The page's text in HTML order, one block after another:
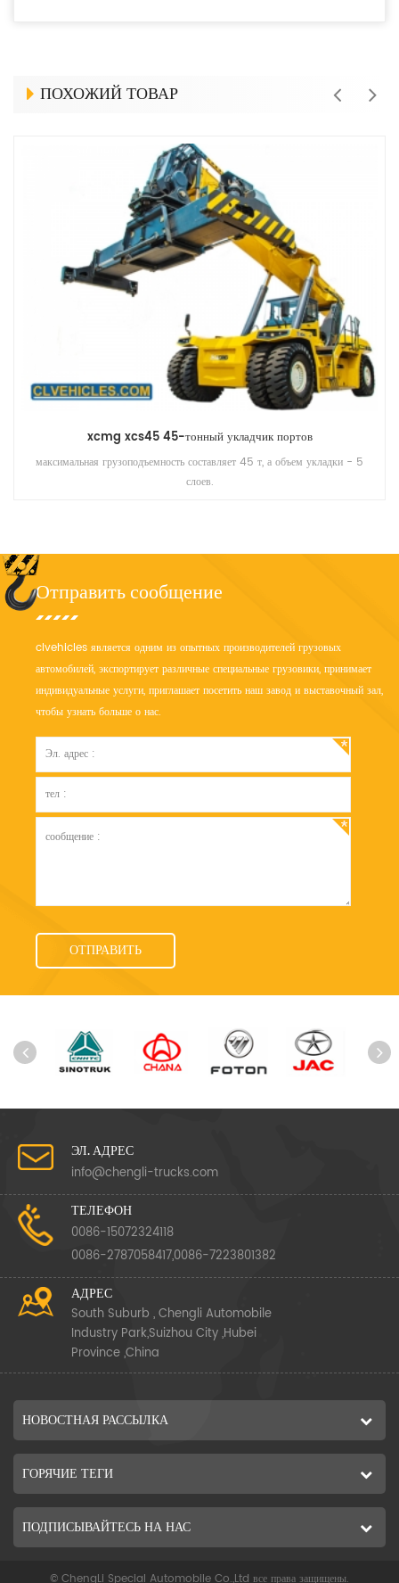
ПОХОЖИЙ ТОВАР
xcmg xcs45 45-тонный укладчик портов
максимальная грузоподъемность составляет 45 т, а объем укладки - 5
слоев.
Отправить сообщение
clvehicles является одним из опытных производителей грузовых
автомобилей, экспортирует различные специальные грузовики, принимает
индивидуальные услуги, приглашает посетить наш завод и выставочный зал,
чтобы узнать больше о нас.
ЭЛ. АДРЕС
info@chengli-trucks.com
ТЕЛЕФОН
0086-15072324118
0086-2787058417,0086-7223801382
АДРЕС
South Suburb , Chengli Automobile
Industry Park,Suizhou City ,Hubei
Province ,China
НОВОСТНАЯ РАССЫЛКА
ГОРЯЧИЕ ТЕГИ
ПОДПИСЫВАЙТЕСЬ НА НАС
© ChengLi Special Automobile Co.,Ltd все права защищены.